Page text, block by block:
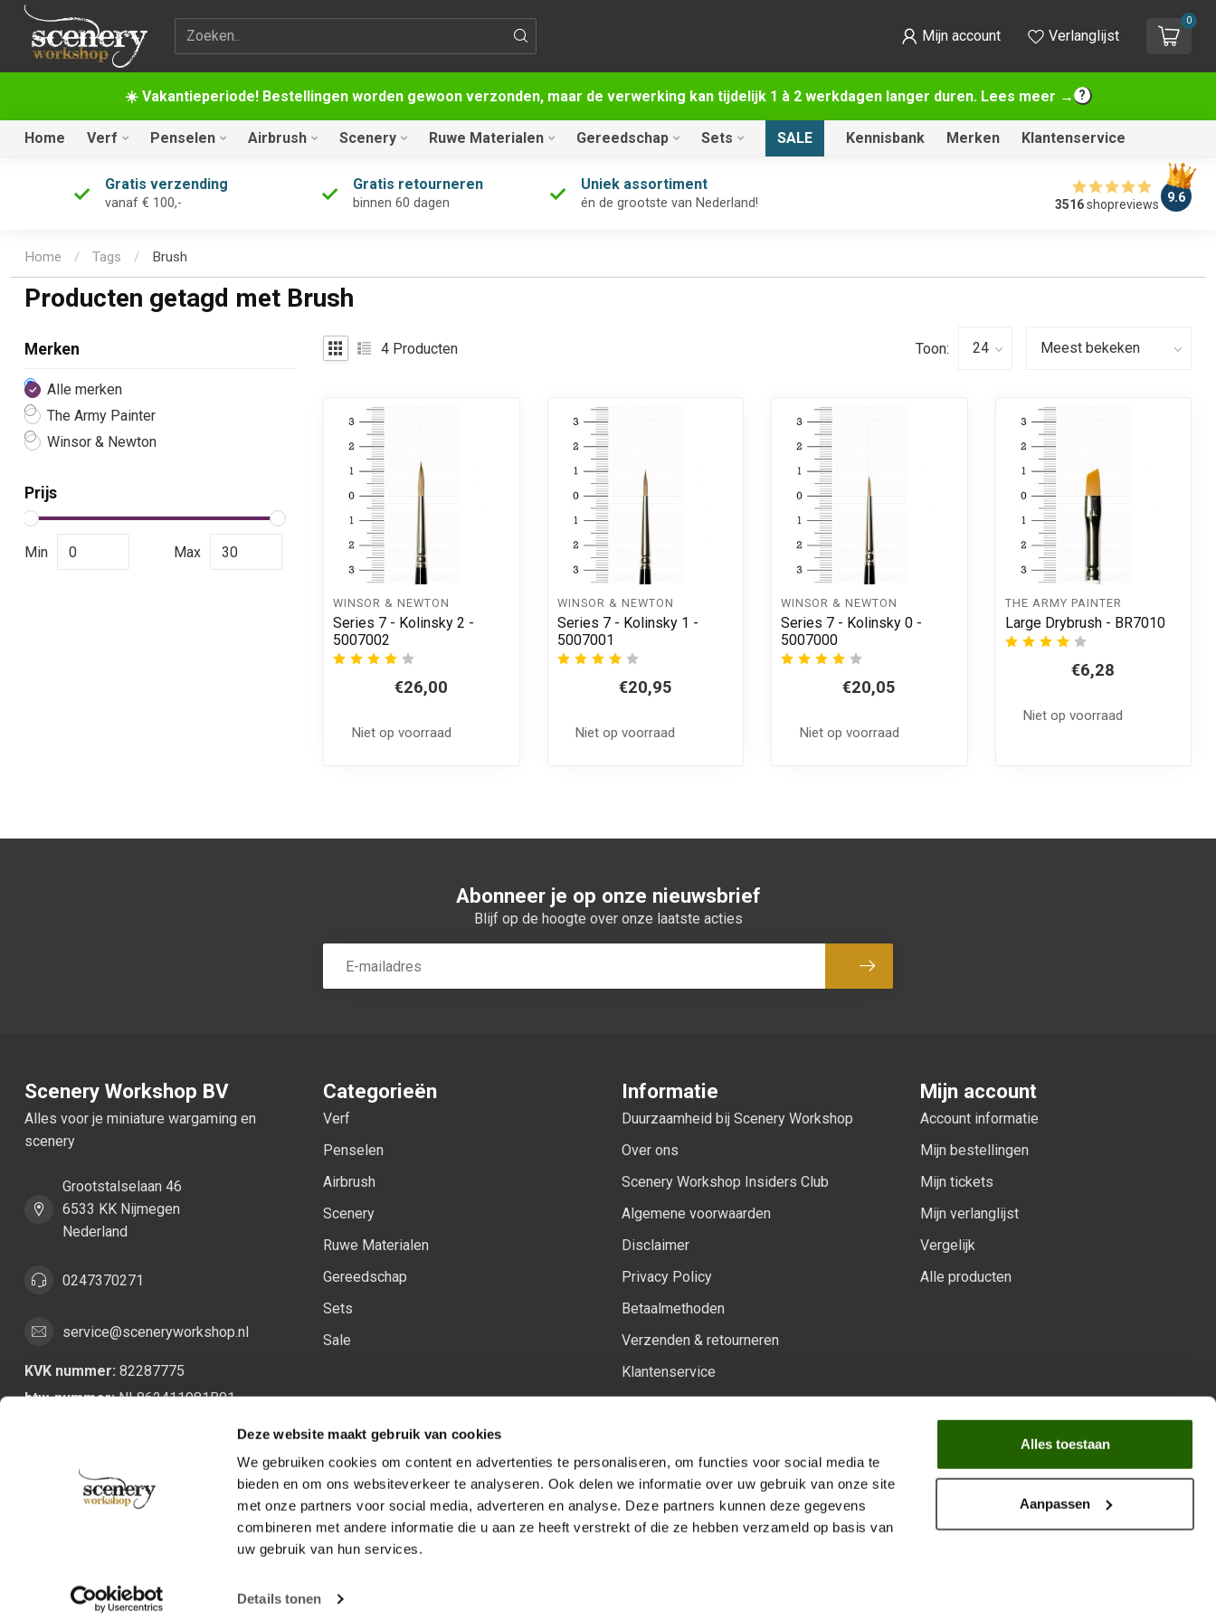
Deze website maakt gebruik van cookies
We gebruiken cookies om content en advertenties te personaliseren, om functies voor social media te
bieden en om ons websiteverkeer te analyseren. Ook delen we informatie over uw gebruik van onze site
met onze partners voor social media, adverteren en analyse. Deze partners kunnen deze gegevens
combineren met andere informatie die u aan ze heeft verstrekt of die ze hebben verzameld op basis van
uw gebruik van hun services.
Details tonen
Alles toestaan
Aanpassen
☀️ Vakantieperiode! Bestellingen worden gewoon verzonden, maar de verwerking kan tijdelijk 1 à 2 werkdagen langer duren. Lees meer →
Zoekterm Mijn account Verlanglijst
0
Home Verf Penselen Airbrush Scenery Ruwe Materialen Gereedschap Sets SALE Kennisbank Merken Klantenservice
Gratis verzending
vanaf € 100,-
Gratis retourneren
binnen 60 dagen
Uniek assortiment
én de grootste van Nederland! 3516shopreviews 9.6
Home / Tags / Brush
Producten getagd met Brush
Merken
Alle merken
The Army Painter
Winsor & Newton
Prijs
Min Max
4 Producten Toon:
WINSOR & NEWTON
Series 7 - Kolinsky 2 -
5007002
€26,00
Niet op voorraad
WINSOR & NEWTON
Series 7 - Kolinsky 1 -
5007001
€20,95
Niet op voorraad
WINSOR & NEWTON
Series 7 - Kolinsky 0 -
5007000
€20,05
Niet op voorraad
THE ARMY PAINTER
Large Drybrush - BR7010
€6,28
Niet op voorraad
Abonneer je op onze nieuwsbrief
Blijf op de hoogte over onze laatste acties
Abonneer
Scenery Workshop BV
Alles voor je miniature wargaming en
scenery
Grootstalselaan 46
6533 KK Nijmegen
Nederland
0247370271
service@sceneryworkshop.nl
KVK nummer: 82287775
btw-nummer:NL862411981B01
Categorieën
Verf
Penselen
Airbrush
Scenery
Ruwe Materialen
Gereedschap
Sets
Sale
Informatie
Duurzaamheid bij Scenery Workshop
Over ons
Scenery Workshop Insiders Club
Algemene voorwaarden
Disclaimer
Privacy Policy
Betaalmethoden
Verzenden & retourneren
Klantenservice
Mijn account
Account informatie
Mijn bestellingen
Mijn tickets
Mijn verlanglijst
Vergelijk
Alle producten
Volg ons op:
Facebook
YoutubeInstagram